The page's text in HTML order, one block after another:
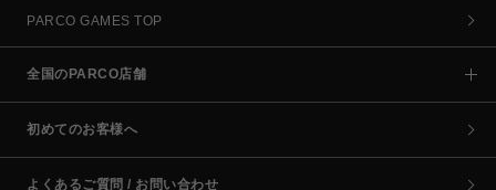
PARCO GAMES TOP
全国のPARCO店舗
初めてのお客様へ
よくあるご質問 / お問い合わせ